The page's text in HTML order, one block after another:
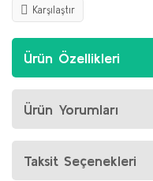
Karşılaştır
Ürün Özellikleri
Ürün Yorumları
Taksit Seçenekleri